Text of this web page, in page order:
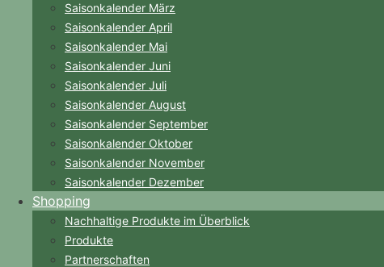
Saisonkalender März
Saisonkalender April
Saisonkalender Mai
Saisonkalender Juni
Saisonkalender Juli
Saisonkalender August
Saisonkalender September
Saisonkalender Oktober
Saisonkalender November
Saisonkalender Dezember
Shopping
Nachhaltige Produkte im Überblick
Produkte
Partnerschaften